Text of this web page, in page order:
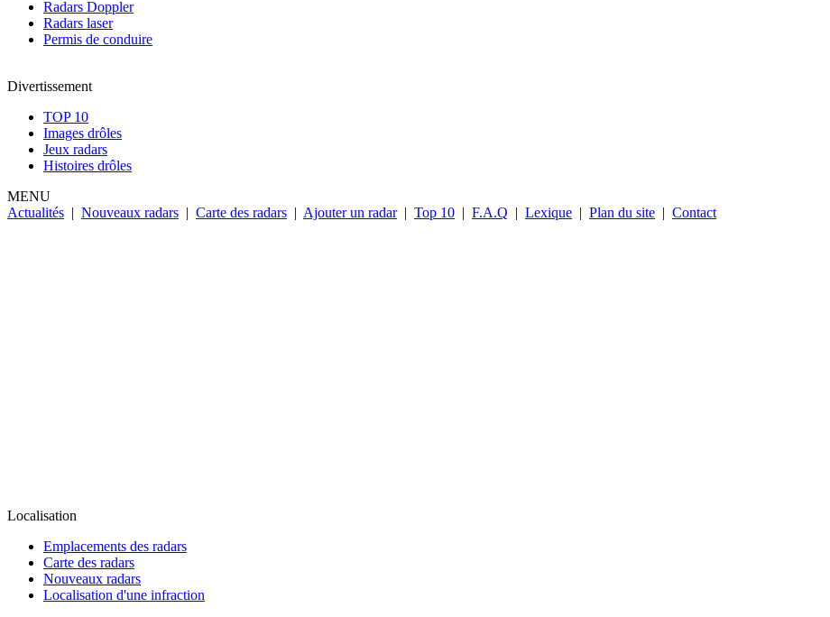
Radars Doppler
Radars laser
Permis de conduire
Divertissement
TOP 10
Images drôles
Jeux radars
Histoires drôles
MENU
Actualités | Nouveaux radars | Carte des radars | Ajouter un radar | Top 10 | F.A.Q | Lexique | Plan du site | Contact
Localisation
Emplacements des radars
Carte des radars
Nouveaux radars
Localisation d'une infraction